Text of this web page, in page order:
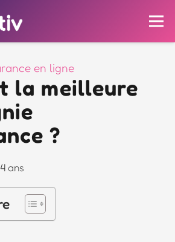
en ligne
la meilleure
?
ans